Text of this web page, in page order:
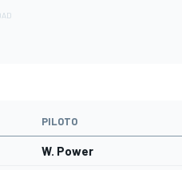
PILOTO
W. Power